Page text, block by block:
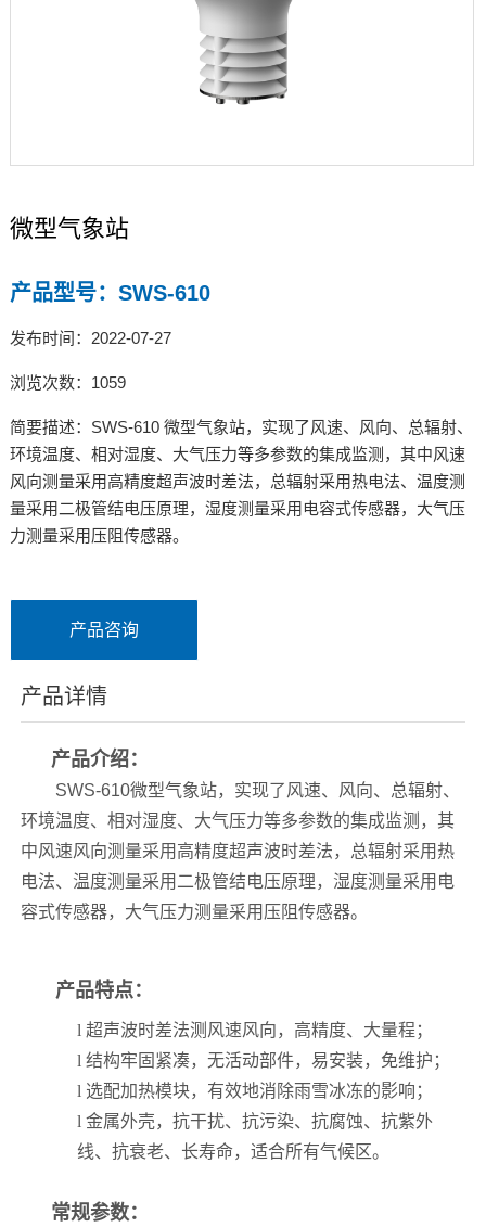
微型气象站
产品型号：SWS-610
发布时间：2022-07-27
浏览次数：1059
简要描述：SWS-610 微型气象站，实现了风速、风向、总辐射、
环境温度、相对湿度、大气压力等多参数的集成监测，其中风速
风向测量采用高精度超声波时差法，总辐射采用热电法、温度测
量采用二极管结电压原理，湿度测量采用电容式传感器，大气压
力测量采用压阻传感器。
产品咨询
产品详情
产品介绍：
SWS-610微型气象站，实现了风速、风向、总辐射、
环境温度、相对湿度、大气压力等多参数的集成监测， 其
中风速风向测量采用高精度超声波时差法，总辐射采用热
电法、温度测量采用二极管结电压原理，湿度测量采用电
容式传感器，大气压力测量采用压阻传感器。
产品特点：
l 超声波时差法测风速风向，高精度、大量程；
l 结构牢固紧凑，无活动部件，易安装，免维护；
l 选配加热模块，有效地消除雨雪冰冻的影响；
l 金属外壳，抗干扰、抗污染、抗腐蚀、抗紫外
线、抗衰老、长寿命，适合所有气候区。
常规参数：